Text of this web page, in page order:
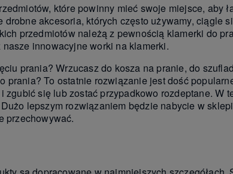
które powinny mieć swoje miejsce, aby
akcesoria, których często używamy, ciągle
przedmiotów należą z pewnością klamerki do
innowacyjne worki na klamerki.
prania? Wrzucasz do kosza na pranie, do
prania? To ostatnie rozwiązanie jest dość
się lub zostać przypadkowo rozdeptane. W
lepszym rozwiązaniem będzie nabycie w
przechowywać.